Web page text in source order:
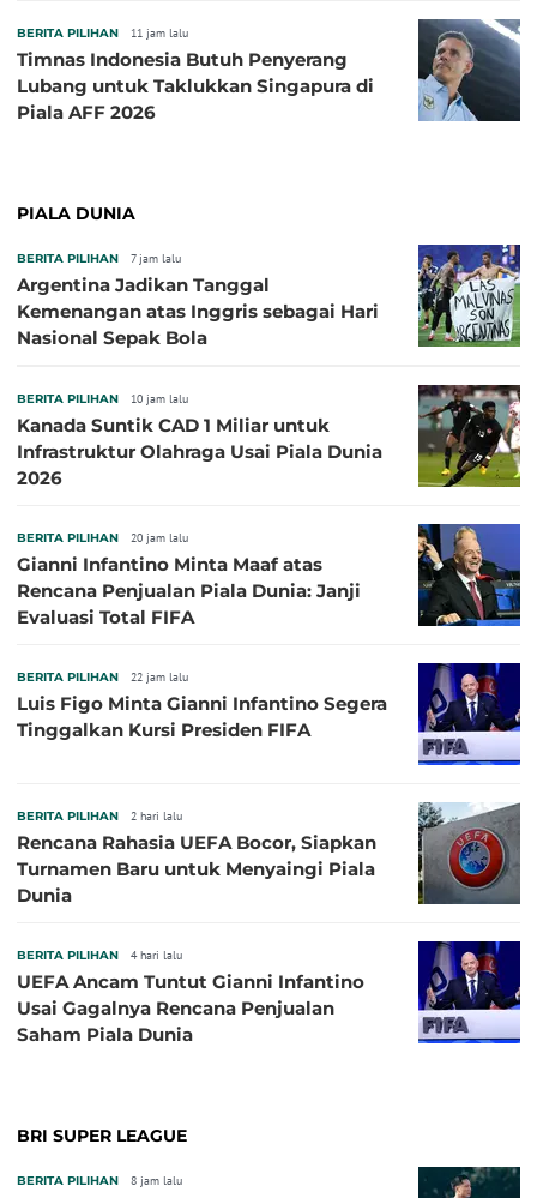
BERITA PILIHAN 11 jam lalu
Timnas Indonesia Butuh Penyerang
Lubang untuk Taklukkan Singapura di
Piala AFF 2026
PIALA DUNIA
BERITA PILIHAN 7 jam lalu
Argentina Jadikan Tanggal
Kemenangan atas Inggris sebagai Hari
Nasional Sepak Bola
BERITA PILIHAN 10 jam lalu
Kanada Suntik CAD 1 Miliar untuk
Infrastruktur Olahraga Usai Piala Dunia
2026
BERITA PILIHAN 20 jam lalu
Gianni Infantino Minta Maaf atas
Rencana Penjualan Piala Dunia: Janji
Evaluasi Total FIFA
BERITA PILIHAN 22 jam lalu
Luis Figo Minta Gianni Infantino Segera
Tinggalkan Kursi Presiden FIFA
BERITA PILIHAN 2 hari lalu
Rencana Rahasia UEFA Bocor, Siapkan
Turnamen Baru untuk Menyaingi Piala
Dunia
BERITA PILIHAN 4 hari lalu
UEFA Ancam Tuntut Gianni Infantino
Usai Gagalnya Rencana Penjualan
Saham Piala Dunia
BRI SUPER LEAGUE
BERITA PILIHAN 8 jam lalu